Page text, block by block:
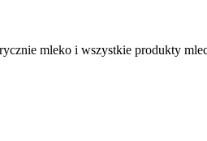
mleko i wszystkie produkty